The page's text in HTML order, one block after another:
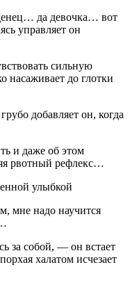
да девочка… вот
управляет он
сильную
насаживает до глотки
добавляет он, когда
и даже об этом
рвотный рефлекс…
улыбкой
мне надо научится
за собой, — он встает
халатом исчезает